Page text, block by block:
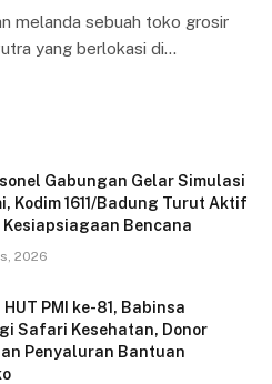
melanda sebuah toko grosir
yang berlokasi di…
Gabungan Gelar Simulasi
Kodim 1611/Badung Turut Aktif
Bencana
2026
PMI ke-81, Babinsa
Safari Kesehatan, Donor
Penyaluran Bantuan